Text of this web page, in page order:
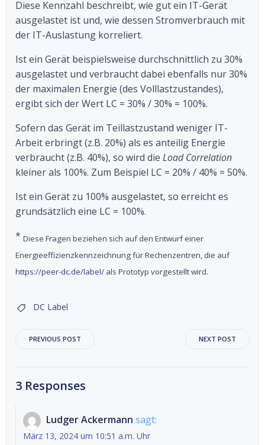
Diese Kennzahl beschreibt, wie gut ein IT-Gerät
ausgelastet ist und, wie dessen Stromverbrauch mit
der IT-Auslastung korreliert.
Ist ein Gerät beispielsweise durchschnittlich zu 30%
ausgelastet und verbraucht dabei ebenfalls nur 30%
der maximalen Energie (des Volllastzustandes),
ergibt sich der Wert LC = 30% / 30% = 100%.
Sofern das Gerät im Teillastzustand weniger IT-
Arbeit erbringt (z.B. 20%) als es anteilig Energie
verbraucht (z.B. 40%), so wird die Load Correlation
kleiner als 100%. Zum Beispiel LC = 20% / 40% = 50%.
Ist ein Gerät zu 100% ausgelastet, so erreicht es
grundsätzlich eine LC = 100%.
* Diese Fragen beziehen sich auf den Entwurf einer
Energieeffizienzkennzeichnung für Rechenzentren, die auf
https://peer-dc.de/label/ als Prototyp vorgestellt wird.
DC Label
Beitragsnavigation
PREVIOUS POST NEXT POST
3 Responses
Ludger Ackermann sagt:
März 13, 2024 um 10:51 a.m. Uhr